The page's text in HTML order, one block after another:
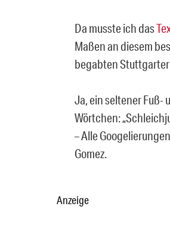
Da musste ich das
Maßen an diesem
begabten Stuttgarter
Ja, ein seltener Fuß-
Wörtchen:
– Alle
Gomez.
Anzeige